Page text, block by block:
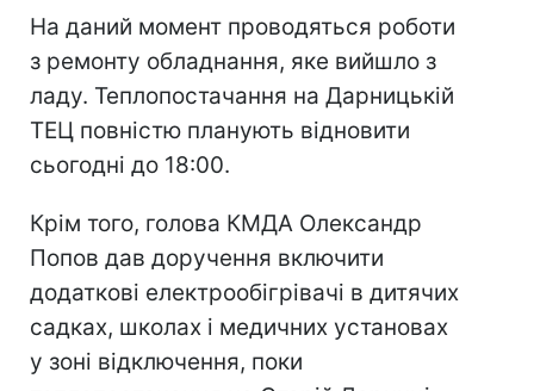
На даний момент проводяться роботи
з ремонту обладнання, яке вийшло з
ладу. Теплопостачання на Дарницькій
ТЕЦ повністю планують відновити
сьогодні до 18:00.
Крім того, голова КМДА Олександр
Попов дав доручення включити
додаткові електрообігрівачі в дитячих
садках, школах і медичних установах
у зоні відключення, поки